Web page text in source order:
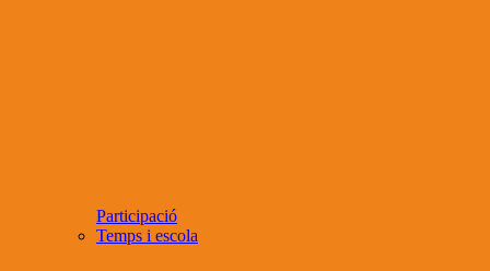
Participació
Temps i escola